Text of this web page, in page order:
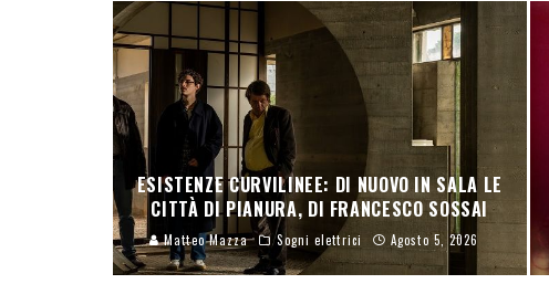
ESISTENZE CURVILINEE: DI NUOVO IN SALA LE
CITTÀ DI PIANURA, DI FRANCESCO SOSSAI
Matteo Mazza Sogni elettrici Agosto 5, 2026